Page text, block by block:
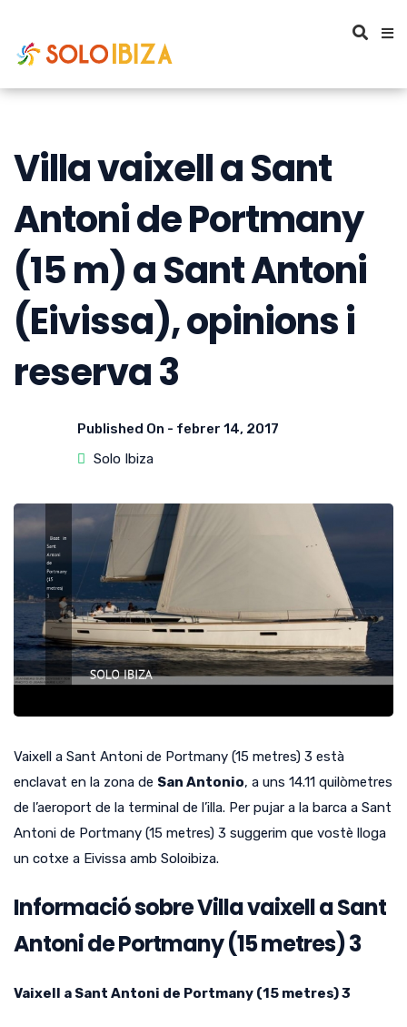
Villa vaixell a Sant
Antoni de Portmany
(15 m) a Sant Antoni
(Eivissa), opinions i
reserva 3
Published On - febrer 14, 2017
Solo Ibiza
Vaixell a Sant Antoni de Portmany (15 metres) 3 està
enclavat en la zona de San Antonio, a uns 14.11 quilòmetres
de l’aeroport de la terminal de l’illa. Per pujar a la barca a Sant
Antoni de Portmany (15 metres) 3 suggerim que vostè lloga
un cotxe a Eivissa amb Soloibiza.
Informació sobre Villa vaixell a Sant
Antoni de Portmany (15 metres) 3
Vaixell a Sant Antoni de Portmany (15 metres) 3